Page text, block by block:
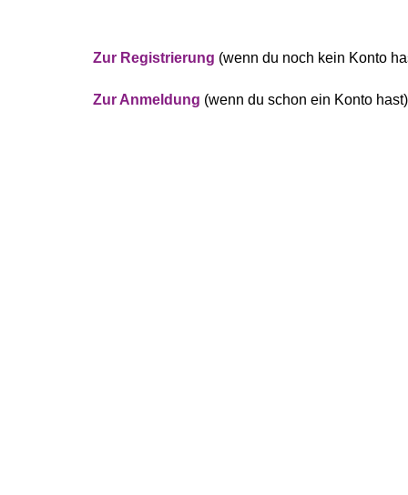
Zur Registrierung (wenn du noch kein Konto
Zur Anmeldung (wenn du schon ein Konto hast)